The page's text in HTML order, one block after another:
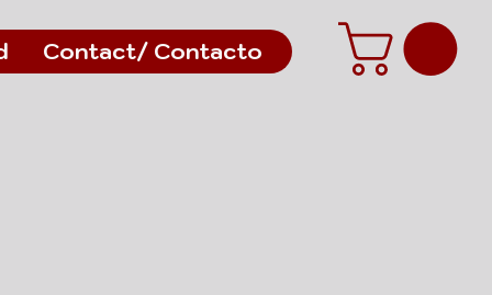
Contact/ Contacto